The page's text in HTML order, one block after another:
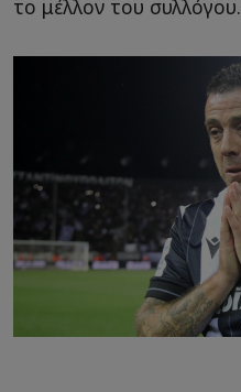
το μέλλον του συλλόγου.